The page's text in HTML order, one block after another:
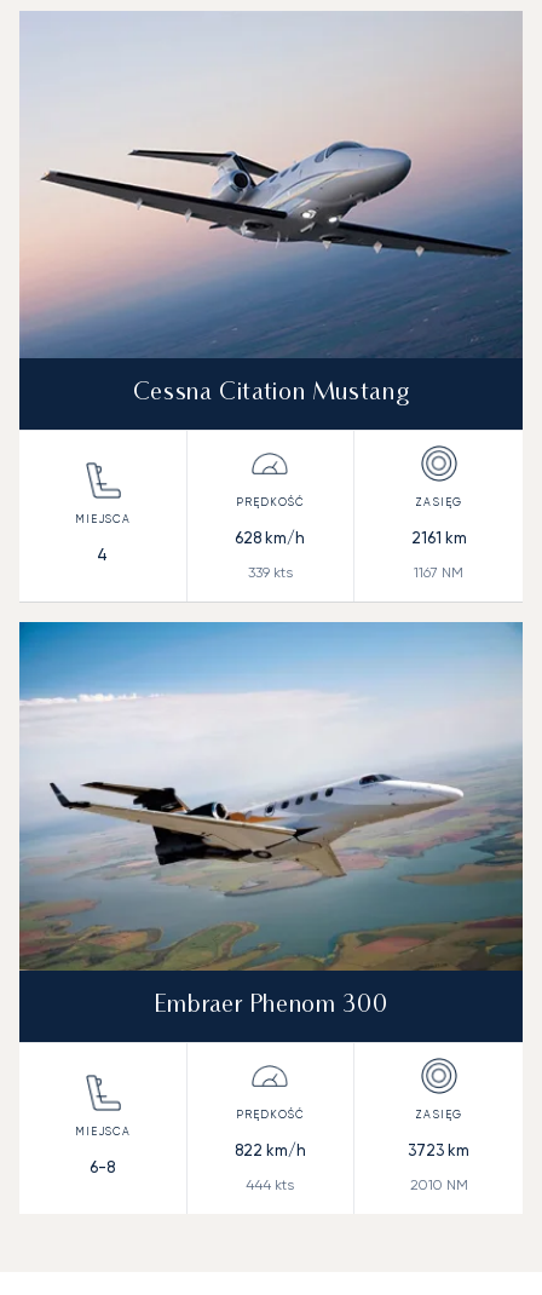
Cessna Citation Mustang
4
628 km/h
339kts
2161 km
1167 NM
Embraer Phenom 300
6-8
822 km/h
444 kts
3723 km
2010 NM